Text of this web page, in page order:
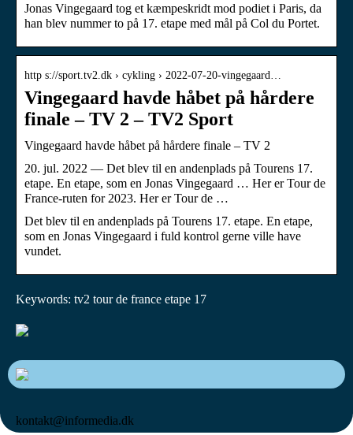
Jonas Vingegaard tog et kæmpeskridt mod podiet i Paris, da
han blev nummer to på 17. etape med mål på Col du Portet.
http s://sport.tv2.dk › cykling › 2022-07-20-vingegaard…
Vingegaard havde håbet på hårdere
finale – TV 2 – TV2 Sport
Vingegaard havde håbet på hårdere finale – TV 2
20. jul. 2022 — Det blev til en andenplads på Tourens 17.
etape. En etape, som en Jonas Vingegaard … Her er Tour de
France-ruten for 2023. Her er Tour de …
Det blev til en andenplads på Tourens 17. etape. En etape,
som en Jonas Vingegaard i fuld kontrol gerne ville have
vundet.
Keywords: tv2 tour de france etape 17
kontakt@informedia.dk